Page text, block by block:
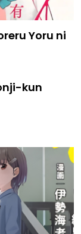
Yoru ni
kun